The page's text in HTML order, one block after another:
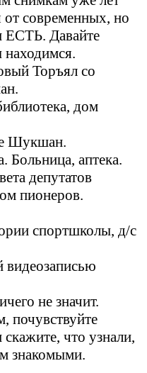
современных, но
ЕСТЬ. Давайте
Торъял со
дом
Шукшан.
Больница, аптека.
депутатов
пионеров.
спортшколы, д/с
видеозаписью
не значит.
почувствуйте
что узнали,
знакомыми.